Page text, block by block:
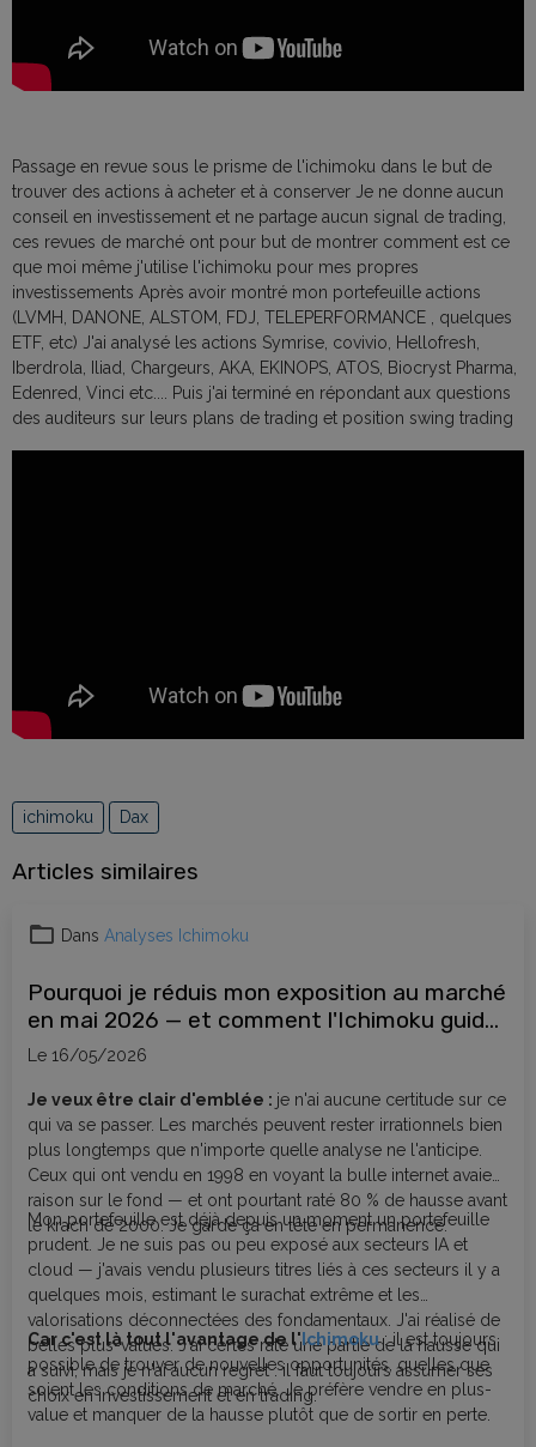
Passage en revue sous le prisme de l'ichimoku dans le but de
trouver des actions à acheter et à conserver Je ne donne aucun
conseil en investissement et ne partage aucun signal de trading,
ces revues de marché ont pour but de montrer comment est ce
que moi même j'utilise l'ichimoku pour mes propres
investissements Après avoir montré mon portefeuille actions
(LVMH, DANONE, ALSTOM, FDJ, TELEPERFORMANCE , quelques
ETF, etc) J'ai analysé les actions Symrise, covivio, Hellofresh,
Iberdrola, Iliad, Chargeurs, AKA, EKINOPS, ATOS, Biocryst Pharma,
Edenred, Vinci etc.... Puis j'ai terminé en répondant aux questions
des auditeurs sur leurs plans de trading et position swing trading
ichimoku Dax
Articles similaires
Dans Analyses Ichimoku
Pourquoi je réduis mon exposition au marché
en mai 2026 — et comment l'Ichimoku guide
mes décisions
Le 16/05/2026
Je veux être clair d'emblée : je n'ai aucune certitude sur ce
qui va se passer. Les marchés peuvent rester irrationnels bien
plus longtemps que n'importe quelle analyse ne l'anticipe.
Ceux qui ont vendu en 1998 en voyant la bulle internet avaient
raison sur le fond — et ont pourtant raté 80 % de hausse avant
le krach de 2000. Je garde ça en tête en permanence.
Mon portefeuille est déjà depuis un moment un portefeuille
prudent. Je ne suis pas ou peu exposé aux secteurs IA et
cloud — j'avais vendu plusieurs titres liés à ces secteurs il y a
quelques mois, estimant le surachat extrême et les
valorisations déconnectées des fondamentaux. J'ai réalisé de
belles plus-values. J'ai certes raté une partie de la hausse qui
a suivi, mais je n'ai aucun regret : il faut toujours assumer ses
choix en investissement et en trading.
Car c'est là tout l'avantage de l'Ichimoku: il est toujours
possible de trouver de nouvelles opportunités, quelles que
soient les conditions de marché. Je préfère vendre en plus-
value et manquer de la hausse plutôt que de sortir en perte.